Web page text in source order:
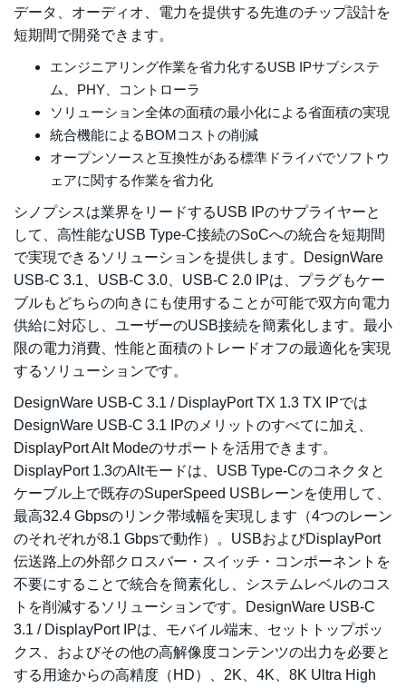
データ、オーディオ、電力を提供する先進のチップ設計を
短期間で開発できます。
エンジニアリング作業を省力化するUSB IPサブシステ
ム、PHY、コントローラ
ソリューション全体の面積の最小化による省面積の実現
統合機能によるBOMコストの削減
オープンソースと互換性がある標準ドライバでソフトウ
ェアに関する作業を省力化
シノプシスは業界をリードするUSB IPのサプライヤーと
して、高性能なUSB Type-C接続のSoCへの統合を短期間
で実現できるソリューションを提供します。DesignWare
USB-C 3.1、USB-C 3.0、USB-C 2.0 IPは、プラグもケー
ブルもどちらの向きにも使用することが可能で双方向電力
供給に対応し、ユーザーのUSB接続を簡素化します。最小
限の電力消費、性能と面積のトレードオフの最適化を実現
するソリューションです。
DesignWare USB-C 3.1 / DisplayPort TX 1.3 TX IPでは
DesignWare USB-C 3.1 IPのメリットのすべてに加え、
DisplayPort Alt Modeのサポートを活用できます。
DisplayPort 1.3のAltモードは、USB Type-Cのコネクタと
ケーブル上で既存のSuperSpeed USBレーンを使用して、
最高32.4 Gbpsのリンク帯域幅を実現します（4つのレーン
のそれぞれが8.1 Gbpsで動作）。USBおよびDisplayPort
伝送路上の外部クロスバー・スイッチ・コンポーネントを
不要にすることで統合を簡素化し、システムレベルのコス
トを削減するソリューションです。DesignWare USB-C
3.1 / DisplayPort IPは、モバイル端末、セットトップボッ
クス、およびその他の高解像度コンテンツの出力を必要と
する用途からの高精度（HD）、2K、4K、8K Ultra High